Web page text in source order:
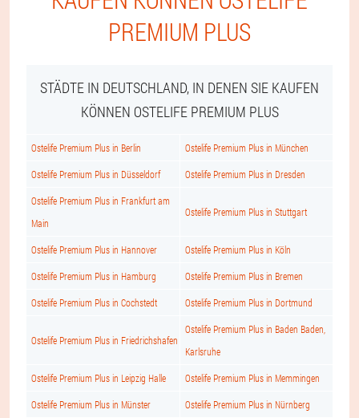
PREMIUM PLUS
STÄDTE IN DEUTSCHLAND, IN DENEN SIE KAUFEN
KÖNNEN OSTELIFE PREMIUM PLUS
Ostelife Premium Plus in Berlin Ostelife Premium Plus in München
Ostelife Premium Plus in Düsseldorf Ostelife Premium Plus in Dresden
Ostelife Premium Plus in Frankfurt am
Main
Ostelife Premium Plus in Stuttgart
Ostelife Premium Plus in Hannover Ostelife Premium Plus in Köln
Ostelife Premium Plus in Hamburg Ostelife Premium Plus in Bremen
Ostelife Premium Plus in Cochstedt Ostelife Premium Plus in Dortmund
Ostelife Premium Plus in Friedrichshafen
Ostelife Premium Plus in Baden Baden,
Karlsruhe
Ostelife Premium Plus in Leipzig Halle Ostelife Premium Plus in Memmingen
Ostelife Premium Plus in Münster Ostelife Premium Plus in Nürnberg